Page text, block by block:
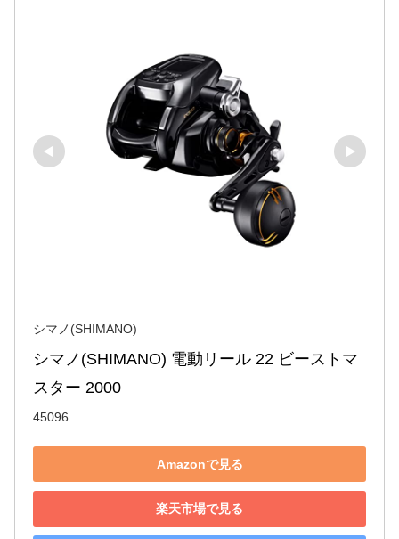
シマノ(SHIMANO)
シマノ(SHIMANO) 電動リール 22 ビーストマ
スター 2000
45096
Amazonで見る
楽天市場で見る